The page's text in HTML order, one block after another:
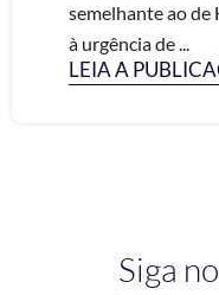
semelhante ao de
à urgência de ...
LEIA A
Siga